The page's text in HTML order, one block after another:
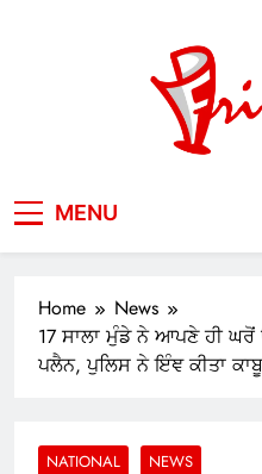
MENU
Home
News
17 ਸਾਲਾ ਮੁੰਡੇ ਨੇ ਆਪਣੇ ਹੀ
ਪਲੈਨ, ਪੁਲਿਸ ਨੇ ਇੰਞ ਕੀਤਾ ਕਾਬੂ
NATIONAL NEWS